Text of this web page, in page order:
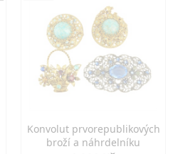
Konvolut prvorepublikových
broží a náhrdelníku